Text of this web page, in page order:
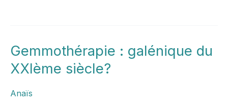
Gemmothérapie : galénique du
XXIème siècle?
Anaïs
Gemmothérapie
:
du